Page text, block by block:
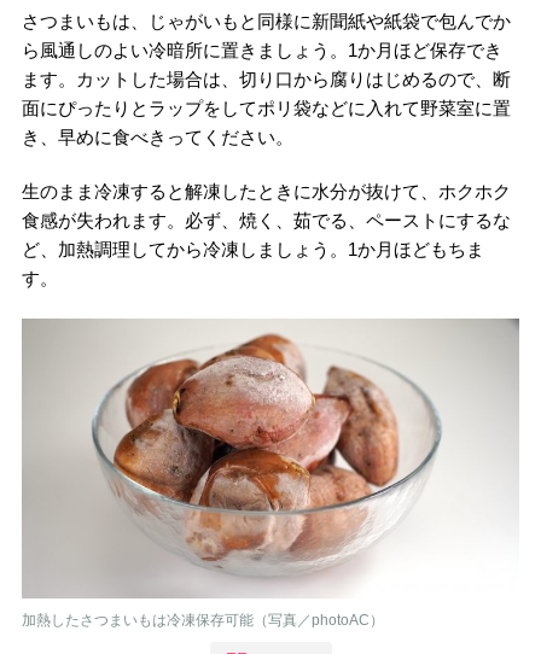
さつまいもは、じゃがいもと同様に新聞紙や紙袋で包んでか
ら風通しのよい冷暗所に置きましょう。1か月ほど保存でき
ます。カットした場合は、切り口から腐りはじめるので、断
面にぴったりとラップをしてポリ袋などに入れて野菜室に置
き、早めに食べきってください。
生のまま冷凍すると解凍したときに水分が抜けて、ホクホク
食感が失われます。必ず、焼く、茹でる、ペーストにするな
ど、加熱調理してから冷凍しましょう。1か月ほどもちま
す。
加熱したさつまいもは冷凍保存可能（写真／photoAC）